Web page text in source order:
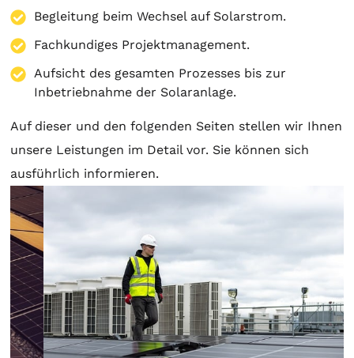
Begleitung beim Wechsel auf Solarstrom.
Fachkundiges Projektmanagement.
Aufsicht des gesamten Prozesses bis zur
Inbetriebnahme der Solaranlage.
Auf dieser und den folgenden Seiten stellen wir Ihnen
unsere Leistungen im Detail vor. Sie können sich
ausführlich informieren.